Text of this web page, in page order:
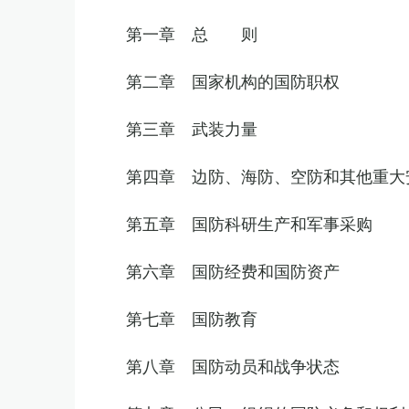
第一章 总 则
第二章 国家机构的国防职权
第三章 武装力量
第四章 边防、海防、空防和其他重大
第五章 国防科研生产和军事采购
第六章 国防经费和国防资产
第七章 国防教育
第八章 国防动员和战争状态